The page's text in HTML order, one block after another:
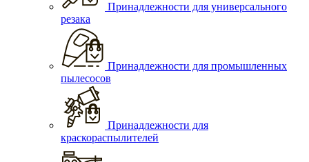
Принадлежности для универсального
резака
Принадлежности для промышленных
пылесосов
Принадлежности для
краскораспылителей